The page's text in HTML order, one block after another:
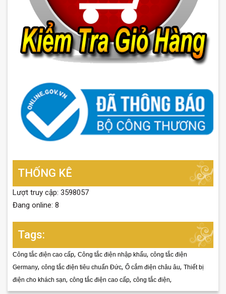
THỐNG KÊ
Lượt truy cập: 3598057
Đang online: 8
Tags:
Công tắc điện cao cấp, Công tắc điện nhập khẩu, công tắc điện
Germany, công tắc điện tiêu chuẩn Đức, Ổ cắm điện châu âu, Thiết bị
điện cho khách sạn, công tắc điện cao cấp, công tắc điện,